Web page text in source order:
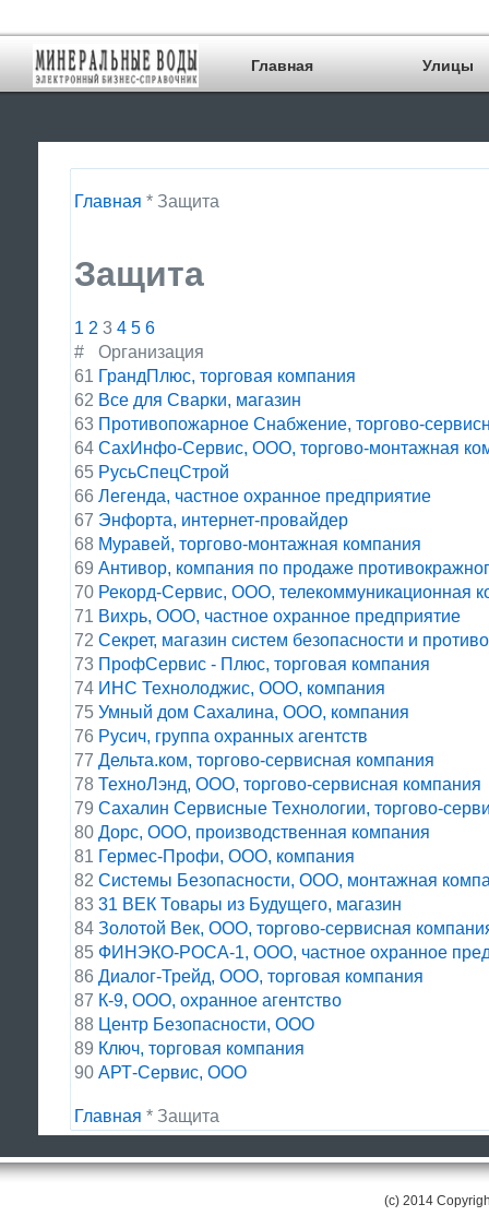
Главная Улицы
Главная * Защита
Защита
1 2 3 4 5 6
#
Организация
61 ГрандПлюс, торговая компания
62 Все для Сварки, магазин
63 Противопожарное Снабжение, торгово-
64 СахИнфо-Сервис, ООО, торгово-монтажная
65 РусьСпецСтрой
66 Легенда, частное охранное предприятие
67 Энфорта, интернет-провайдер
68 Муравей, торгово-монтажная компания
69 Антивор, компания по продаже
70 Рекорд-Сервис, ООО, телекоммуникационная
71 Вихрь, ООО, частное охранное предприятие
72 Секрет, магазин систем безопасности и
73 ПрофСервис - Плюс, торговая компания
74 ИНС Технолоджис, ООО, компания
75 Умный дом Сахалина, ООО, компания
76 Русич, группа охранных агентств
77 Дельта.ком, торгово-сервисная компания
78 ТехноЛэнд, ООО, торгово-сервисная компания
79 Сахалин Сервисные Технологии, торгово-
80 Дорс, ООО, производственная компания
81 Гермес-Профи, ООО, компания
82 Системы Безопасности, ООО, монтажная
83 31 ВЕК Товары из Будущего, магазин
84 Золотой Век, ООО, торгово-сервисная
85 ФИНЭКО-РОСА-1, ООО, частное охранное
86 Диалог-Трейд, ООО, торговая компания
87 К-9, ООО, охранное агентство
88 Центр Безопасности, ООО
89 Ключ, торговая компания
90 АРТ-Сервис, ООО
Главная * Защита
(c) 2014